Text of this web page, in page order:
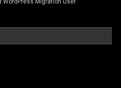
WordPress Migration User